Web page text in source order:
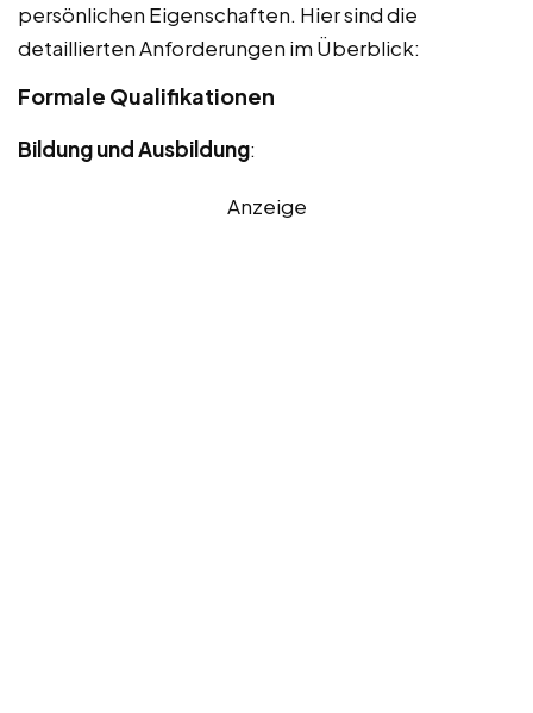
persönlichen Eigenschaften. Hier sind die
detaillierten Anforderungen im Überblick:
Formale Qualifikationen
Bildung und Ausbildung:
Anzeige